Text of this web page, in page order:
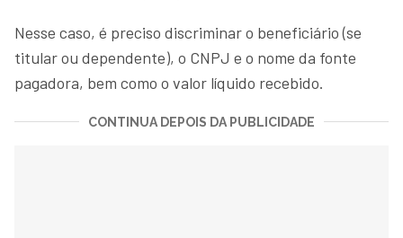
Nesse caso, é preciso discriminar o beneficiário (se
titular ou dependente), o CNPJ e o nome da fonte
pagadora, bem como o valor líquido recebido.
CONTINUA DEPOIS DA PUBLICIDADE